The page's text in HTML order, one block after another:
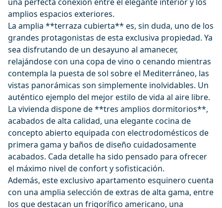
amplios espacios exteriores.
La amplia **terraza cubierta** es, sin duda, uno de los
grandes protagonistas de esta exclusiva propiedad. Ya
sea disfrutando de un desayuno al amanecer,
relajándose con una copa de vino o cenando mientras
contempla la puesta de sol sobre el Mediterráneo, las
vistas panorámicas son simplemente inolvidables. Un
auténtico ejemplo del mejor estilo de vida al aire libre.
La vivienda dispone de **tres amplios dormitorios**,
acabados de alta calidad, una elegante cocina de
concepto abierto equipada con electrodomésticos de
primera gama y baños de diseño cuidadosamente
acabados. Cada detalle ha sido pensado para ofrecer
el máximo nivel de confort y sofisticación.
Además, este exclusivo apartamento esquinero cuenta
con una amplia selección de extras de alta gama, entre
los que destacan un frigorífico americano, una